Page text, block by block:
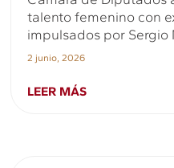
talento femenino con
impulsados por Sergio
2 junio, 2026
LEER MÁS